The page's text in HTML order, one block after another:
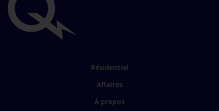
importants
Lien
les
principales
Résidentiel
Affaires
Lien
À propos